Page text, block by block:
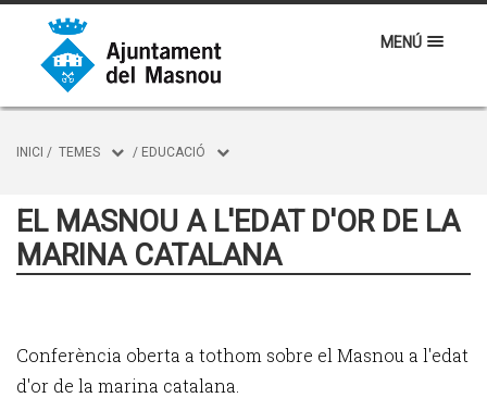
MENÚ
INICI / TEMES / EDUCACIÓ
EL MASNOU A L'EDAT D'OR DE LA
MARINA CATALANA
Conferència oberta a tothom sobre el Masnou a l'edat
d'or de la marina catalana.